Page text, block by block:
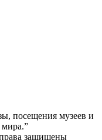
посещения музеев и
мира.”
защищены